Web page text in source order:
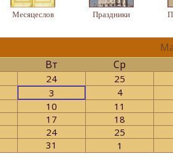
Месяцеслов Праздники
Вт Ср
24 25
3 4
10 11
17 18
24 25
31 1